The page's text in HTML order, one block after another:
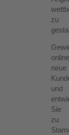
zu
neue
und
Sie
zu